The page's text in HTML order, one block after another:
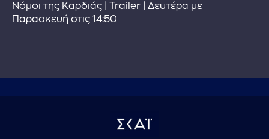
Νόμοι της Καρδιάς | Trailer | Δευτέρα με
Παρασκευή στις 14:50